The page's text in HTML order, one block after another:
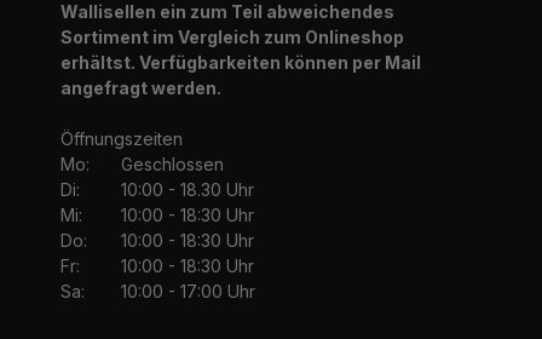
Wallisellen ein zum Teil abweichendes
Sortiment im Vergleich zum Onlineshop
erhältst. Verfügbarkeiten können per Mail
angefragt werden.
Öffnungszeiten
Mo:
Geschlossen
Di:
10:00 - 18.30 Uhr
Mi:
10:00 - 18:30 Uhr
Do:
10:00 - 18:30 Uhr
Fr:
10:00 - 18:30 Uhr
Sa:
10:00 - 17:00 Uhr